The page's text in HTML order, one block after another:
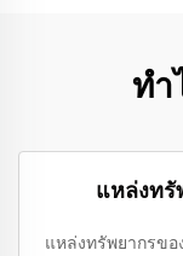
ทำ
แหล่งทรั
แหล่งทรัพยากรข